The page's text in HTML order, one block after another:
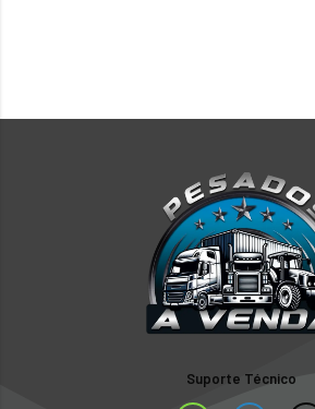
Suporte Técnico